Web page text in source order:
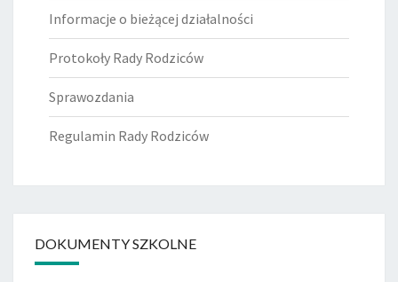
Informacje o bieżącej działalności
Protokoły Rady Rodziców
Sprawozdania
Regulamin Rady Rodziców
DOKUMENTY SZKOLNE